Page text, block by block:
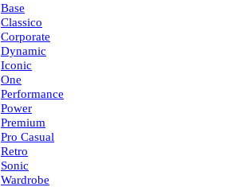
Base
Classico
Corporate
Dynamic
Iconic
One
Performance
Power
Premium
Pro Casual
Retro
Sonic
Wardrobe